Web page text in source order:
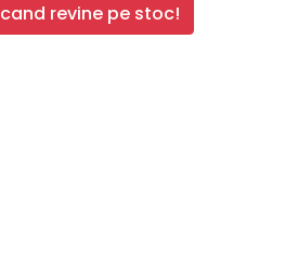
revine pe stoc!